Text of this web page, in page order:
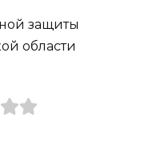
защиты
области